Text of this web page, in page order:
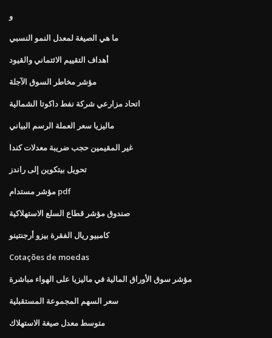
و
ما هي الصيغة لمعدل النمو النسبي
أهداف التقييم الائتماني والقيود
مؤشر مخاطر السوق الآجلة
اتحاد مزارعي شركة نفط داكوتا الشمالية
ماليزيا سعر العملة الرسم البياني
غير المقيمين حجب ضريبة معدلات كندا
تحويل بيتكوين إلى راندز
مؤشر مستدام pdf
صندوق مؤشر قطاع السلع الاستهلاكية
كامبيو ريال الفقرة بيزو أرجنتينو
Cotações de moedas
مؤشر سوق الأوراق المالية في ماليزيا على الهواء مباشرة
سعر السهم المجموعة المستقبلية
متوسط ​​معدل صيغة الاستهلاك